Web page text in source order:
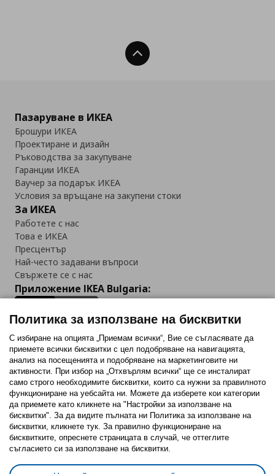
Нагоре
Пазаруване в ИКЕА
Брошури ИКЕА
Проектиране и дизайн
Ръководства за закупуване
Гаранции ИКЕА
Ваучер за подарък ИКЕА
Условия за връщане на закупени стоки
За ИКЕА
Работете с нас
Това е ИКЕА
Пресцентър
Най-често задавани въпроси
Свържете се с нас
Приложение IKEA Bulgaria:
Последвайте ни:
FacebookTwitterYoutubePinterestInstagram
Политика за използване на бисквитки (Cookies)
Избор на настройки за използване на бисквитки
Политика за използване на бисквитки
С избиране на опцията „Приемам всички“, Вие се съгласявате да
приемете всички бисквитки с цел подобряване на навигацията,
анализ на посещенията и подобряване на маркетинговите ни
активности. При избор на „Отхвърлям всички“ ще се инсталират
само строго необходимитe бисквитки, които са нужни за правилното
функциониране на уебсайта ни. Можете да изберете кои категории
да приемете като кликнете на "Настройки за използване на
бисквитки". За да видите пълната ни Политика за използване на
бисквитки, кликнете тук. За правилно функциониране на
бисквитките, опреснете страницата в случай, че оттеглите
съгласието си за използване на бисквитки.